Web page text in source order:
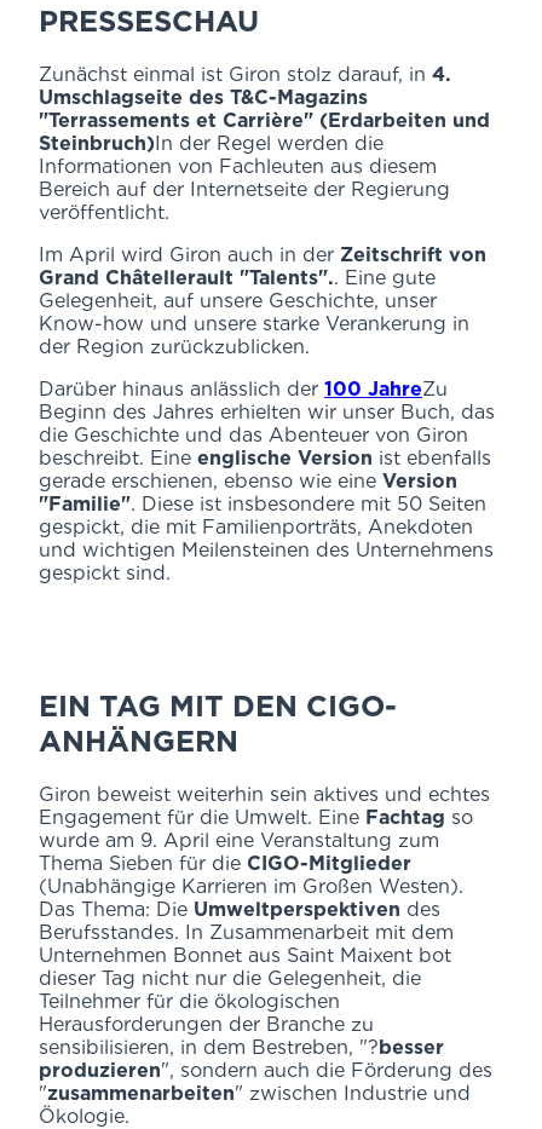
PRESSESCHAU
Zunächst einmal ist Giron stolz darauf, in 4.
Umschlagseite des T&C-Magazins
"Terrassements et Carrière" (Erdarbeiten und
Steinbruch)In der Regel werden die
Informationen von Fachleuten aus diesem
Bereich auf der Internetseite der Regierung
veröffentlicht.
Im April wird Giron auch in der Zeitschrift von
Grand Châtellerault "Talents".. Eine gute
Gelegenheit, auf unsere Geschichte, unser
Know-how und unsere starke Verankerung in
der Region zurückzublicken.
Darüber hinaus anlässlich der 100 JahreZu
Beginn des Jahres erhielten wir unser Buch, das
die Geschichte und das Abenteuer von Giron
beschreibt. Eine englische Version ist ebenfalls
gerade erschienen, ebenso wie eine Version
"Familie". Diese ist insbesondere mit 50 Seiten
gespickt, die mit Familienporträts, Anekdoten
und wichtigen Meilensteinen des Unternehmens
gespickt sind.
EIN TAG MIT DEN CIGO-
ANHÄNGERN
Giron beweist weiterhin sein aktives und echtes
Engagement für die Umwelt. Eine Fachtag so
wurde am 9. April eine Veranstaltung zum
Thema Sieben für die CIGO-Mitglieder
(Unabhängige Karrieren im Großen Westen).
Das Thema: Die Umweltperspektiven des
Berufsstandes. In Zusammenarbeit mit dem
Unternehmen Bonnet aus Saint Maixent bot
dieser Tag nicht nur die Gelegenheit, die
Teilnehmer für die ökologischen
Herausforderungen der Branche zu
sensibilisieren, in dem Bestreben, "?besser
produzieren", sondern auch die Förderung des
"zusammenarbeiten" zwischen Industrie und
Ökologie.